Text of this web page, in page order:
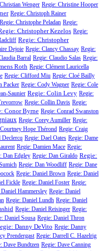
Wenger Regie: Christine Hooper
Regie: Christoph Rainer
Regie: Christophe Peladan Regie:
Christopher Kezelos Regie:
Regie: Christopher
Dejoie Regie: Clancy Chassay Regie:
Barral Regie: Claudio Salas Regie:
Roth Regie: Clément Lauricella
Regie: Clifford Miu Regie: Cloé Bailly
Packer Regie: Cody Wagner Regie: Cole
Saunier Regie: Colin Levy Regie:
Regie: Collin Davis Regie:
Conor Byrne Regie: Conrad Swanston
Regie: Corey Aumiller Regie:
Hope Thérond Regie: Craig
Declercq Regie: Dael Oates Regie: Dame
Regie: Damien Mace Regie:
Dan Edgley Regie: Dan Giraldo Regie:
Regie: Dan Woodliff Regie: Dane
Regie: Daniel Brown Regie: Daniel
Fickle Regie: Daniel Foster Regie:
Daniel Hammersley Regie: Daniel
Regie: Daniel Lundh Regie: Daniel
Regie: Daniel Reisinger Regie:
Daniel Sousa Regie: Daniel Thron
Danny DeVito Regie: Danny
Prendergast Regie: Darrell C. Hazelrig
Dave Bundtzen Regie: Dave Canning